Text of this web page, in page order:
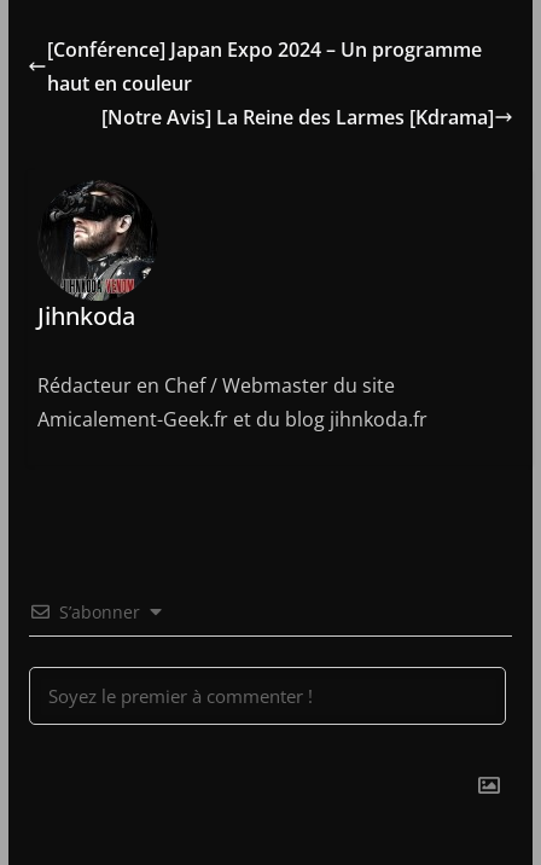
[Conférence] Japan Expo 2024 – Un programme
haut en couleur
[Notre Avis] La Reine des Larmes [Kdrama]
Jihnkoda
Rédacteur en Chef / Webmaster du site
Amicalement-Geek.fr et du blog jihnkoda.fr
S’abonner